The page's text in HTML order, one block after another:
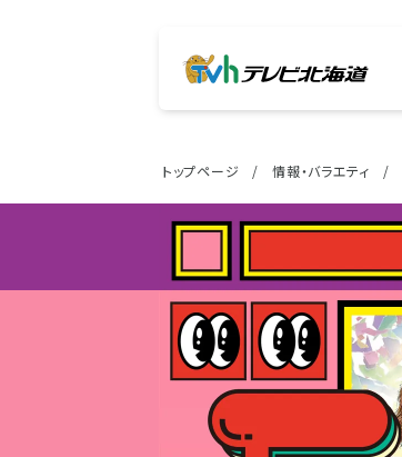
トップページ 情報・バラエティ